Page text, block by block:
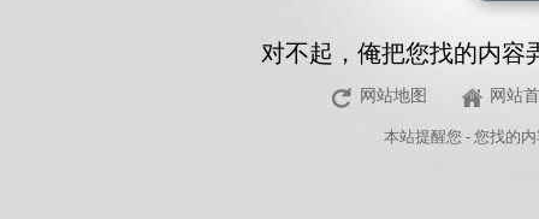
对不起，俺把您找的内容
网站地图 网站
本站提醒您 - 您找的